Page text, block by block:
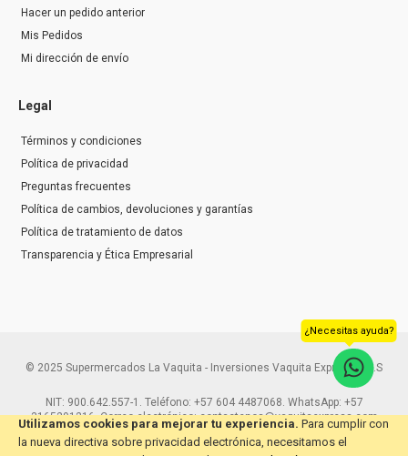
Utilizamos cookies para mejorar tu experiencia. Para cumplir con
la nueva directiva sobre privacidad electrónica, necesitamos el
Hacer un pedido anterior
Mis Pedidos
Mi dirección de envío
Legal
Términos y condiciones
Política de privacidad
Preguntas frecuentes
Política de cambios, devoluciones y garantías
Política de tratamiento de datos
Transparencia y Ética Empresarial
© 2025 Supermercados La Vaquita - Inversiones Vaquita Express S.A.S
NIT: 900.642.557-1. Teléfono: +57 604 4487068. WhatsApp: +57
3165291216. Correo electrónico: contactenos@vaquitaexpress.com
¿Necesitas ayuda?